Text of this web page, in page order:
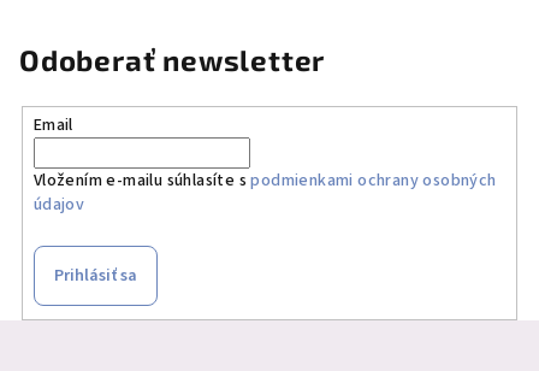
Odoberať newsletter
Email
Vložením e-mailu súhlasíte spodmienkami ochrany osobných
údajov
Prihlásiť sa